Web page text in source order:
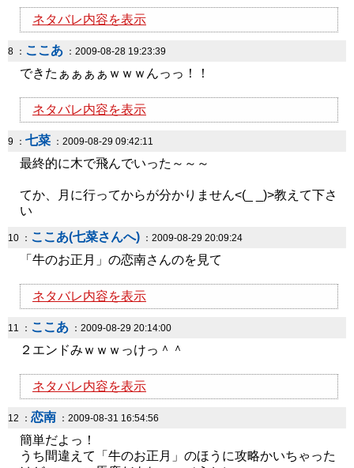
ネタバレ内容を表示
8 ： ここあ ：2009-08-28 19:23:39
できたぁぁぁぁｗｗｗんっっ！！
ネタバレ内容を表示
9 ： 七菜 ：2009-08-29 09:42:11
最終的に木で飛んでいった～～～
てか、月に行ってからが分かりません<(_ _)>教えて下さ
い
10 ： ここあ(七菜さんへ) ：2009-08-29 20:09:24
「牛のお正月」の恋南さんのを見て
ネタバレ内容を表示
11 ： ここあ ：2009-08-29 20:14:00
２エンドみｗｗｗっけっ＾＾
ネタバレ内容を表示
12 ： 恋南 ：2009-08-31 16:54:56
簡単だよっ！
うち間違えて「牛のお正月」のほうに攻略かいちゃった